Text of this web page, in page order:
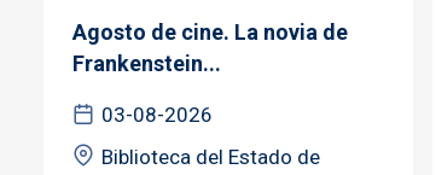
Agosto de cine. La novia de
Frankenstein...
03-08-2026
Biblioteca del Estado de